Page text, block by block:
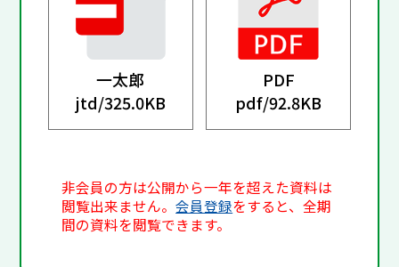
一太郎
jtd/325.0KB
PDF
pdf/92.8KB
非会員の方は公開から一年を超えた資料は
閲覧出来ません。会員登録をすると、全期
間の資料を閲覧できます。